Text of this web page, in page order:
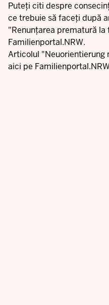
Puteți citi despre
ce trebuie să faceți după
"Renunțarea prematură la
Familienportal.NRW.
Articolul "Neuorientierung
aici pe